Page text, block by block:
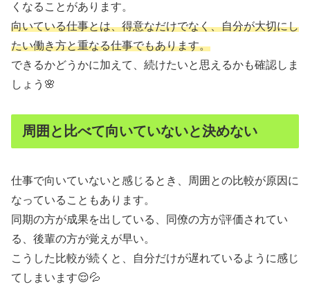
くなることがあります。
向いている仕事とは、得意なだけでなく、自分が大切にし
たい働き方と重なる仕事でもあります。
できるかどうかに加えて、続けたいと思えるかも確認しま
しょう🌸
周囲と比べて向いていないと決めない
仕事で向いていないと感じるとき、周囲との比較が原因に
なっていることもあります。
同期の方が成果を出している、同僚の方が評価されてい
る、後輩の方が覚えが早い。
こうした比較が続くと、自分だけが遅れているように感じ
てしまいます😌💦